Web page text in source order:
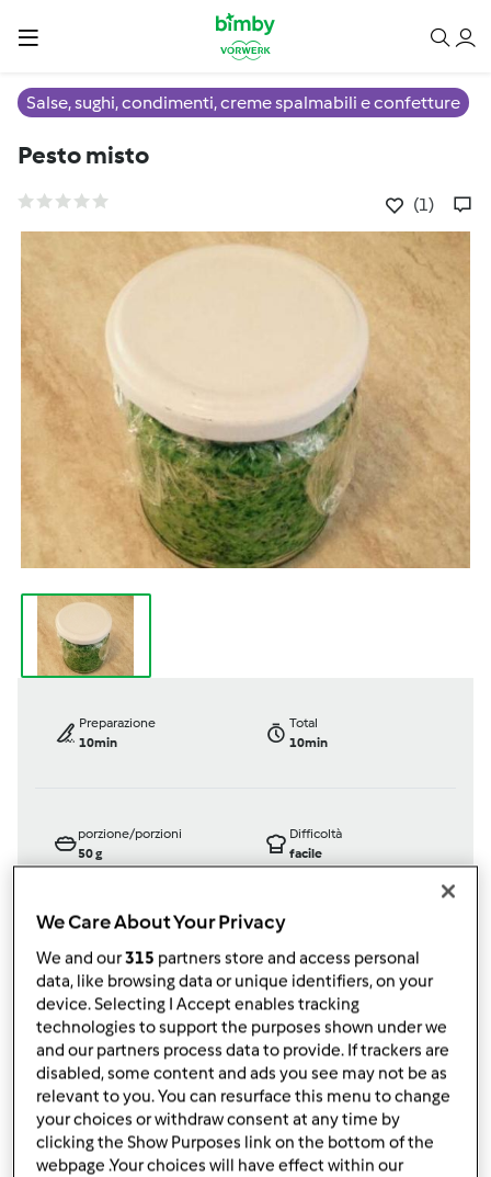
Salse, sughi, condimenti, creme spalmabili e confetture
Pesto misto
(1)
Preparazione
10min
Total
10min
porzione/porzioni
50g
Difficoltà
facile
Bimby ® TM 5
daOspite
published: 05-10-2014
modificata: 05-10-2014
Aggiungi alle mie raccolte
condividi la ricetta
Crea variante
We Care About Your Privacy
We and our315 partners store and access personal
data, like browsing data or unique identifiers, on your
device. Selecting I Accept enables tracking
technologies to support the purposes shown under we
and our partners process data to provide. If trackers are
disabled, some content and ads you see may not be as
relevant to you. You can resurface this menu to change
your choices or withdraw consent at any time by
clicking the Show Purposes link on the bottom of the
webpage .Your choices will have effect within our